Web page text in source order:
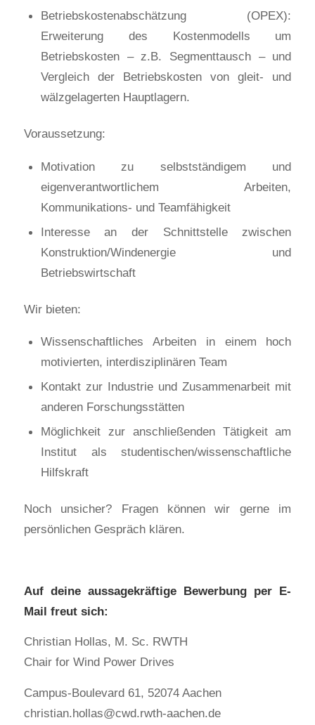
Betriebskostenabschätzung (OPEX):
Erweiterung des Kostenmodells um
Betriebskosten – z.B. Segmenttausch – und
Vergleich der Betriebskosten von gleit- und
wälzgelagerten Hauptlagern.
Voraussetzung:
Motivation zu selbstständigem und
eigenverantwortlichem Arbeiten,
Kommunikations- und Teamfähigkeit
Interesse an der Schnittstelle zwischen
Konstruktion/Windenergie und
Betriebswirtschaft
Wir bieten:
Wissenschaftliches Arbeiten in einem hoch
motivierten, interdisziplinären Team
Kontakt zur Industrie und Zusammenarbeit mit
anderen Forschungsstätten
Möglichkeit zur anschließenden Tätigkeit am
Institut als studentischen/wissenschaftliche
Hilfskraft
Noch unsicher? Fragen können wir gerne im
persönlichen Gespräch klären.
Auf deine aussagekräftige Bewerbung per E-
Mail freut sich:
Christian Hollas, M. Sc. RWTH
Chair for Wind Power Drives
Campus-Boulevard 61, 52074 Aachen
christian.hollas@cwd.rwth-aachen.de